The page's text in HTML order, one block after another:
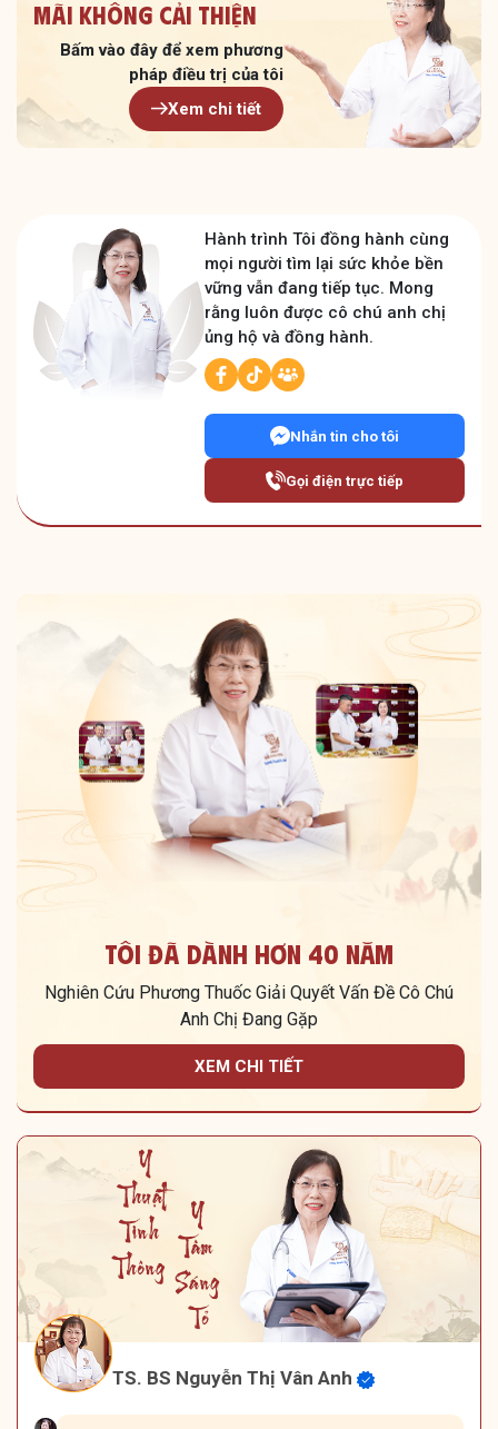
Mãi không cải thiện
Bấm vào đây để xem phương
pháp điều trị của tôi
Xem chi tiết
Hành trình Tôi đồng hành cùng
mọi người tìm lại sức khỏe bền
vững vẫn đang tiếp tục. Mong
rằng luôn được cô chú anh chị
ủng hộ và đồng hành.
Nhắn tin cho tôi
Gọi điện trực tiếp
Tôi Đã Dành Hơn 40 Năm
Nghiên Cứu Phương Thuốc Giải Quyết Vấn Đề Cô Chú
Anh Chị Đang Gặp
XEM CHI TIẾT
TS. BS Nguyễn Thị Vân Anh